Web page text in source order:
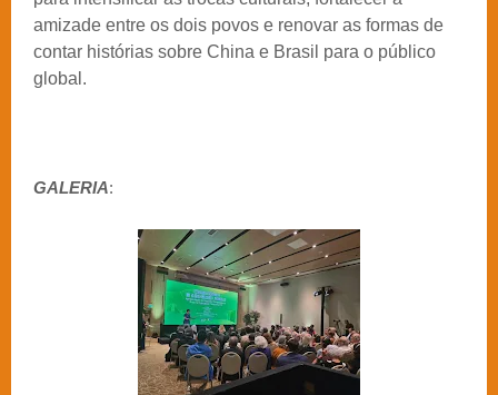
amizade entre os dois povos e renovar as formas de
contar histórias sobre China e Brasil para o público
global.
GALERIA: